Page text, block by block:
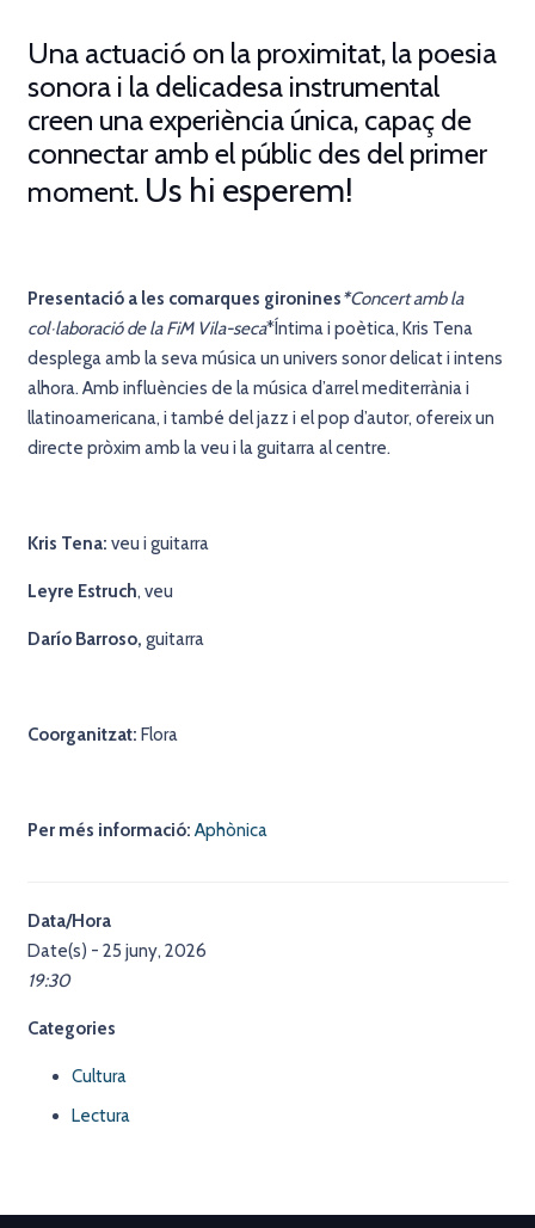
Una actuació on la proximitat, la poesia
sonora i la delicadesa instrumental
creen una experiència única, capaç de
connectar amb el públic des del primer
moment. Us hi esperem!
Presentació a les comarques gironines*Concert amb la
col·laboració de la FiM Vila-seca*Íntima i poètica, Kris Tena
desplega amb la seva música un univers sonor delicat i intens
alhora. Amb influències de la música d’arrel mediterrània i
llatinoamericana, i també del jazz i el pop d’autor, ofereix un
directe pròxim amb la veu i la guitarra al centre.
Kris Tena: veu i guitarra
Leyre Estruch, veu
Darío Barroso, guitarra
Coorganitzat: Flora
Per més informació: Aphònica
Data/Hora
Date(s) - 25 juny, 2026
19:30
Categories
Cultura
Lectura